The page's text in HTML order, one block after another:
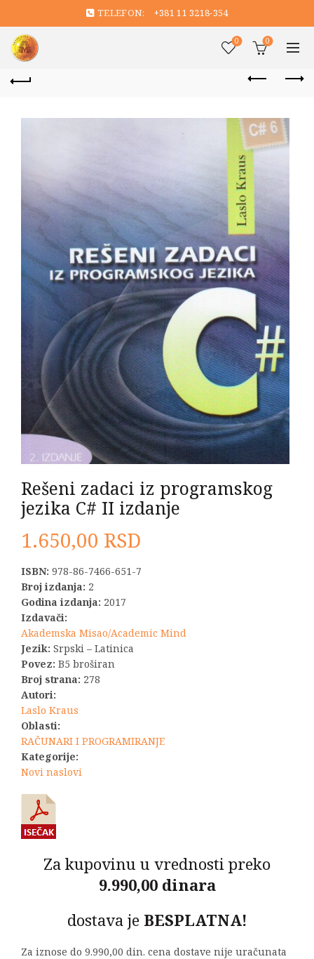
TELEFON: +381 11 3218-354
0 0
Rešeni zadaci iz programskog
jezika C# II izdanje
1.650,00 RSD
ISBN: 978-86-7466-651-7
Broj izdanja: 2
Godina izdanja: 2017
Izdavači:
Akademska Misao/Academic Mind
Jezik: Srpski – Latinica
Povez: B5 broširan
Broj strana: 278
Autori:
Laslo Kraus
Oblasti:
RAČUNARI I PROGRAMIRANJE
Kategorije:
Novi naslovi
Za kupovinu u vrednosti preko
9.990,00 dinara
dostava je BESPLATNA!
Za iznose do 9.990,00 din. cena dostave nije uračunata